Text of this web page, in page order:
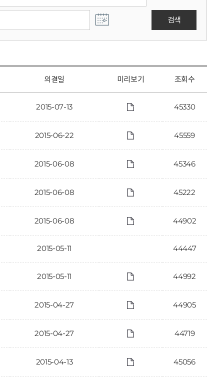
검색
의결일 미리보기 조회수
2015-07-13 45330
2015-06-22 45559
2015-06-08 45346
2015-06-08 45222
2015-06-08 44902
2015-05-11 44447
2015-05-11 44992
2015-04-27 44905
2015-04-27 44719
2015-04-13 45056